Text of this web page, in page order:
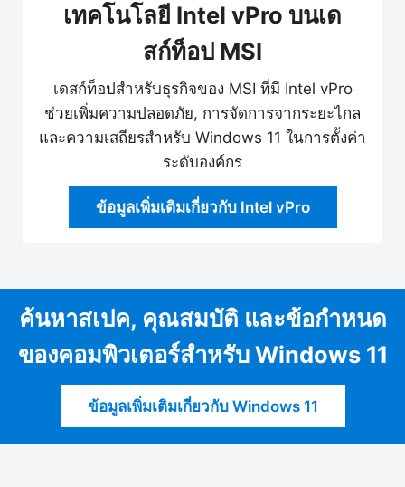
เทคโนโลยี Intel vPro บนเด
สก์ท็อป MSI
เดสก์ท็อปสำหรับธุรกิจของ MSI ที่มี Intel vPro
ช่วยเพิ่มความปลอดภัย, การจัดการจากระยะไกล
และความเสถียรสำหรับ Windows 11 ในการตั้งค่า
ระดับองค์กร
ข้อมูลเพิ่มเติมเกี่ยวกับ Intel vPro
ค้นหาสเปค, คุณสมบัติ และข้อกำหนด
ของคอมพิวเตอร์สำหรับ Windows 11
ข้อมูลเพิ่มเติมเกี่ยวกับ Windows 11